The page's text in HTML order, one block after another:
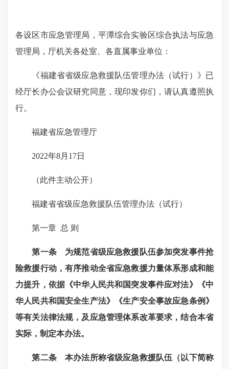
各设区市应急管理局，平潭综合实验区综合执法与应急
管理局，厅机关各处室、各直属事业单位：
《福建省省级应急救援队伍管理办法（试行）》已
经厅长办公会议研究同意，现印发你们，请认真遵照执
行。
福建省应急管理厅
2022年8月17日
（此件主动公开）
福建省省级应急救援队伍管理办法（试行）
第一章 总 则
第一条 为规范省级应急救援队伍参加突发事件抢
险救援行动，有序推动全省应急救援力量体系形成和能
力提升，依据《中华人民共和国突发事件应对法》《中
华人民共和国安全生产法》《生产安全事故应急条例》
等有关法律法规，及应急管理体系改革要求，结合本省
实际，制定本办法。
第二条 本办法所称省级应急救援队伍（以下简称